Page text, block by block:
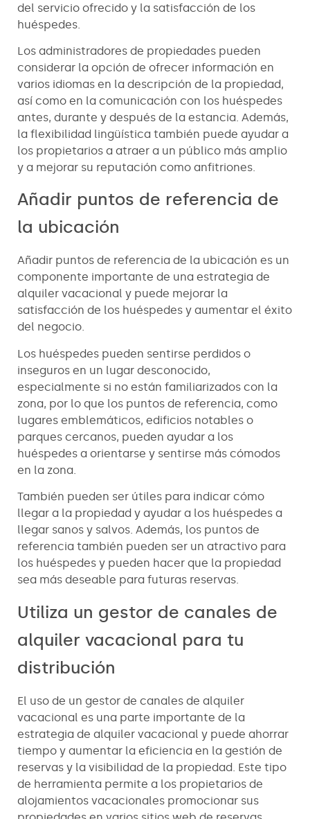
del servicio ofrecido y la satisfacción de los
huéspedes.
Los administradores de propiedades pueden
considerar la opción de ofrecer información en
varios idiomas en la descripción de la propiedad,
así como en la comunicación con los huéspedes
antes, durante y después de la estancia. Además,
la flexibilidad lingüística también puede ayudar a
los propietarios a atraer a un público más amplio
y a mejorar su reputación como anfitriones.
Añadir puntos de referencia de
la ubicación
Añadir puntos de referencia de la ubicación es un
componente importante de una estrategia de
alquiler vacacional y puede mejorar la
satisfacción de los huéspedes y aumentar el éxito
del negocio.
Los huéspedes pueden sentirse perdidos o
inseguros en un lugar desconocido,
especialmente si no están familiarizados con la
zona, por lo que los puntos de referencia, como
lugares emblemáticos, edificios notables o
parques cercanos, pueden ayudar a los
huéspedes a orientarse y sentirse más cómodos
en la zona.
También pueden ser útiles para indicar cómo
llegar a la propiedad y ayudar a los huéspedes a
llegar sanos y salvos. Además, los puntos de
referencia también pueden ser un atractivo para
los huéspedes y pueden hacer que la propiedad
sea más deseable para futuras reservas.
Utiliza un gestor de canales de
alquiler vacacional para tu
distribución
El uso de un gestor de canales de alquiler
vacacional es una parte importante de la
estrategia de alquiler vacacional y puede ahorrar
tiempo y aumentar la eficiencia en la gestión de
reservas y la visibilidad de la propiedad. Este tipo
de herramienta permite a los propietarios de
alojamientos vacacionales promocionar sus